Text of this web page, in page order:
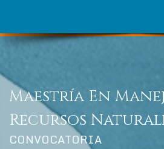
Maestría En
Recursos
CONVOCATORIA